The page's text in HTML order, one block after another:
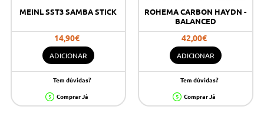
MEINL SST3 SAMBA STICK
14,90€
ADICIONAR
Tem dúvidas?
Comprar Já
ROHEMA CARBON HAYDN -
BALANCED
42,00€
ADICIONAR
Tem dúvidas?
Comprar Já